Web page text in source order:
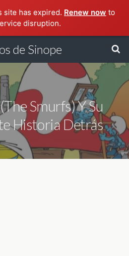
site has expired. Renew now to
disruption.
de Sinope
Smurfs) Y Su
Historia Detrás